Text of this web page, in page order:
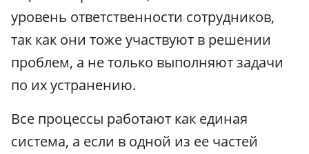
уровень ответственности сотрудников,
так как они тоже участвуют в решении
проблем, а не только выполняют задачи
по их устранению.
Все процессы работают как единая
система, а если в одной из ее частей